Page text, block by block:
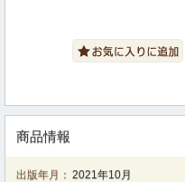
商品情報
出版年月： 2021年10月